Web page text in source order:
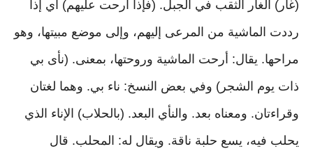
(غار) الغار الثقب في الجبل. (فإذا أرحت عليهم) أي إذا
رددت الماشية من المرعى إليهم، وإلى موضع مبيتها، وهو
مراحها. يقال: أرحت الماشية وروحتها، بمعنى. (نأى بي
ذات يوم الشجر) وفي بعض النسخ: ناء بي. وهما لغتان
وقراءتان. ومعناه بعد. والنأي البعد. (بالحلاب) الإناء الذي
يحلب فيه، يسع حلبة ناقة. ويقال له: المحلب. قال